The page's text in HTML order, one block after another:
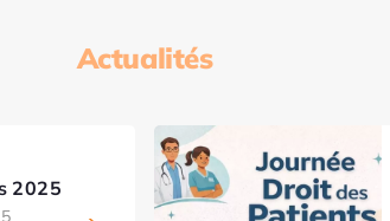
Actualités
2025